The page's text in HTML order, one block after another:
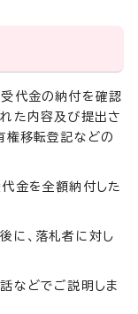
代金の納付を確認
た内容及び提出さ
権移転登記などの
金を全額納付した
に、落札者に対し
などでご説明しま